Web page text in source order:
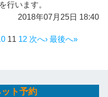
行います。
2018年07月25日 18:40
11 12 次へ› 最後へ»
ト予約